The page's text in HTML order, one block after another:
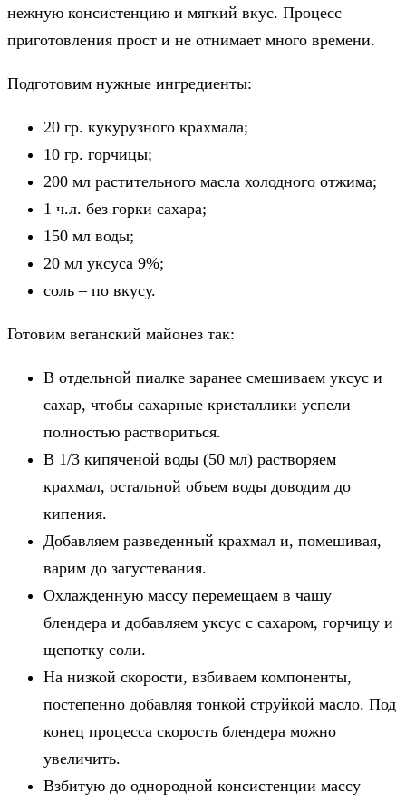
нежную консистенцию и мягкий вкус. Процесс
приготовления прост и не отнимает много времени.
Подготовим нужные ингредиенты:
20 гр. кукурузного крахмала;
10 гр. горчицы;
200 мл растительного масла холодного отжима;
1 ч.л. без горки сахара;
150 мл воды;
20 мл уксуса 9%;
соль – по вкусу.
Готовим веганский майонез так:
В отдельной пиалке заранее смешиваем уксус и
сахар, чтобы сахарные кристаллики успели
полностью раствориться.
В 1/3 кипяченой воды (50 мл) растворяем
крахмал, остальной объем воды доводим до
кипения.
Добавляем разведенный крахмал и, помешивая,
варим до загустевания.
Охлажденную массу перемещаем в чашу
блендера и добавляем уксус с сахаром, горчицу и
щепотку соли.
На низкой скорости, взбиваем компоненты,
постепенно добавляя тонкой струйкой масло. Под
конец процесса скорость блендера можно
увеличить.
Взбитую до однородной консистенции массу